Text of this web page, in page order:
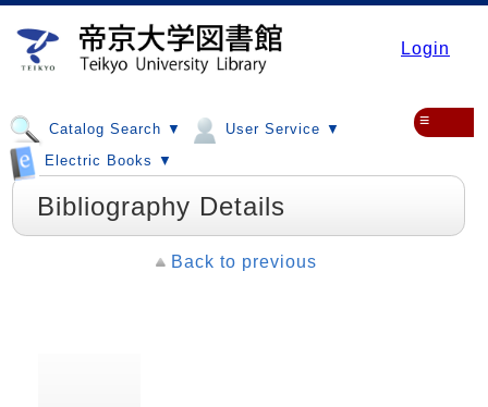
Login
Catalog Search ▼
User Service ▼
Electric Books ▼
≡
Bibliography Details
Back to previous